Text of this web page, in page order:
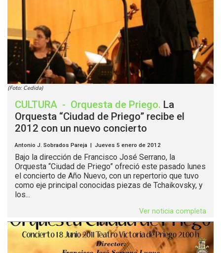
(Foto: Cedida)
CULTURA - Orquesta de Priego. La
Orquesta “Ciudad de Priego” recibe el
2012 con un nuevo concierto
Antonio J. Sobrados Pareja | Jueves 5 enero de 2012
Bajo la dirección de Francisco José Serrano, la
Orquesta “Ciudad de Priego” ofreció este pasado lunes
el concierto de Año Nuevo, con un repertorio que tuvo
como eje principal conocidas piezas de Tchaikovsky, y
los...
Ver noticia completa